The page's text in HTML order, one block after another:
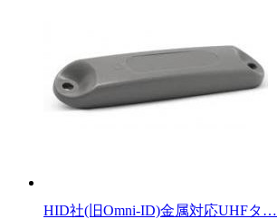
HID社(旧Omni-ID)金属対応UHFタ…